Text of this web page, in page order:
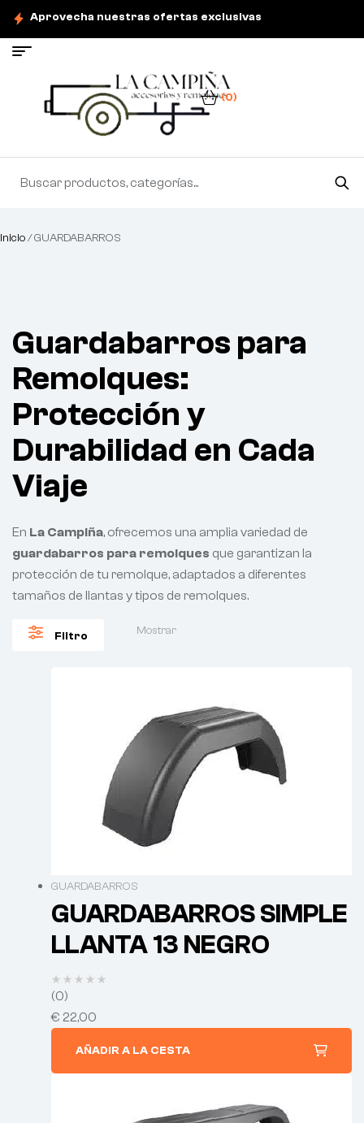
Aprovecha nuestras ofertas exclusivas
(0)
Inicio/ GUARDABARROS
Guardabarros para
Remolques:
Protección y
Durabilidad en Cada
Viaje
En La Campiña, ofrecemos una amplia variedad de
guardabarros para remolques que garantizan la
protección de tu remolque, adaptados a diferentes
tamaños de llantas y tipos de remolques.
Filtro Mostrar
GUARDABARROS
GUARDABARROS SIMPLE
LLANTA 13 NEGRO
(0)
€ 22,00
AÑADIR A LA CESTA